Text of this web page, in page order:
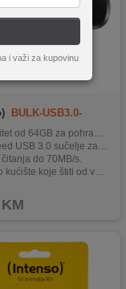
i važi za kupovinu
BULK-USB3.0-
64GB za pohranu podataka.
3.0 sučelje za brz prijenos podataka.
čitanja do 70MB/s.
koje štiti od vanjskih utjecaja.
KM